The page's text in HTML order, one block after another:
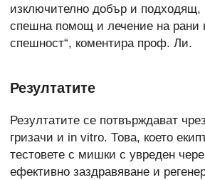
изключително добър и подходящ,
спешна помощ и лечение на рани
спешност“, коментира проф. Ли.
Резултатите
Резултатите се потвърждават
гризачи и in vitro. Това, което
тестовете с мишки с увреден
ефективно заздравяване и